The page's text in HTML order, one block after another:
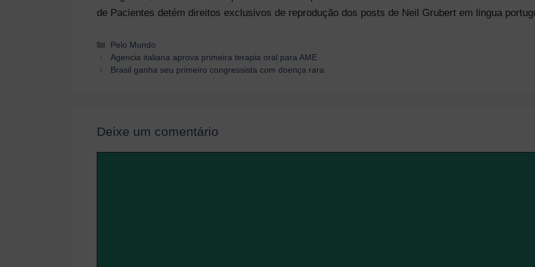
de Pacientes detém direitos exclusivos de reprodução dos posts de Neil Grubert em lingua
Categorias
Pelo Mundo
Navegação
Agencia italiana aprova primeira terapia oral para AME
Brasil ganha seu primeiro congressista com doença rara
Deixe um comentário